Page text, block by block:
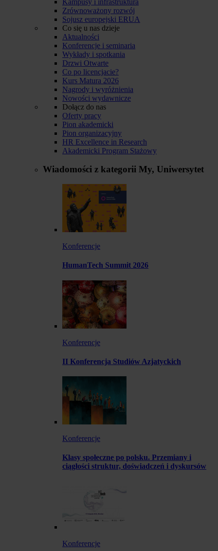
Zrównoważony rozwój
Sojusz europejski ERUA
Co się u nas dzieje
Aktualności
Konferencje i seminaria
Wykłady i spotkania
Drzwi Otwarte
Co po licencjacie?
Kurs Matura 2026
Nagrody i wyróżnienia
Nowości wydawnicze
Dołącz do nas
Oferty pracy
Pion akademicki
Pion organizacyjny
HR Excellence in Research
Akademicki Program Stażowy
Wiadomości z kategorii My, Uniwersytet
Konferencje
HumanTech Summit 2026
Konferencje
II Konferencja Studiów Azjatyckich
Konferencje
Klasy społeczne po polsku. Przemiany i
ciągłości struktur, doświadczeń i dyskursów
Konferencje